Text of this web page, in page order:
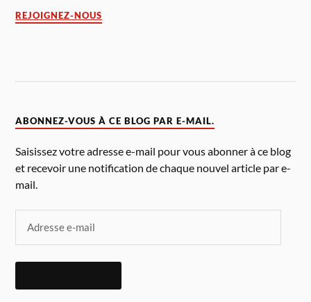
REJOIGNEZ-NOUS
ABONNEZ-VOUS À CE BLOG PAR E-MAIL.
Saisissez votre adresse e-mail pour vous abonner à ce blog
et recevoir une notification de chaque nouvel article par e-
mail.